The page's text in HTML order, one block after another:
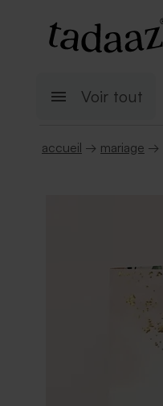
Voir tout
accueil → mariage →